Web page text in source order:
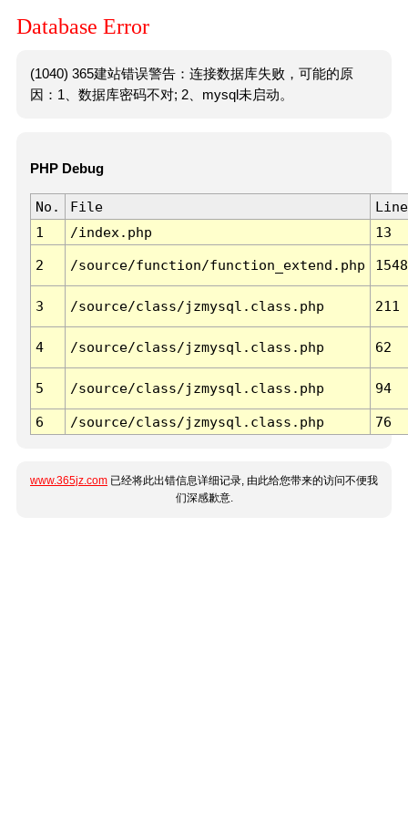
Database Error
(1040) 365建站错误警告：连接数据库失败，可能的原
因：1、数据库密码不对; 2、mysql未启动。
PHP Debug
No. File
Line
1
/index.php 13
2 /source/function/function_extend.php 1548
3 /source/class/jzmysql.class.php 211
4 /source/class/jzmysql.class.php 62
5 /source/class/jzmysql.class.php 94
6 /source/class/jzmysql.class.php 76
www.365jz.com 已经将此出错信息详细记录, 由此给您带来的访问不便我
们深感歉意.